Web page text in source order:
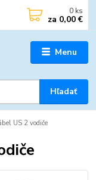
Menu
Hľadať
0 ks
za 0,00 €
US 2 vodiče